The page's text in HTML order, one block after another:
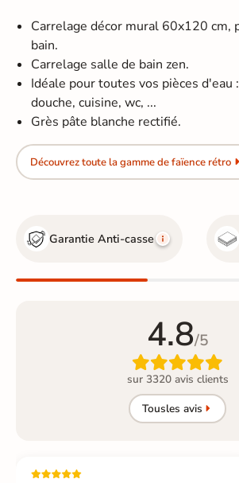
Carrelage décor mural 60x120 cm,
bain.
Carrelage salle de bain zen.
Idéale pour toutes vos pièces d'eau
douche, cuisine, wc, ...
Grès pâte blanche rectifié.
Découvrez toute la gamme de faïence rétro
Garantie Anti-casse
4.8/5

sur 3320 avis clients
Tousles avis